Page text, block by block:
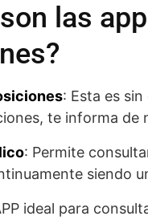
las
: Esta es
te informa de
: Permite
siendo
ideal para